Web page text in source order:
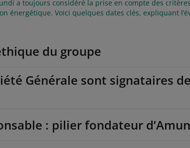
a toujours considéré la prise en compte des
énergétique. Voici quelques dates clés, expliquant
du groupe
Générale sont signataires
: pilier fondateur